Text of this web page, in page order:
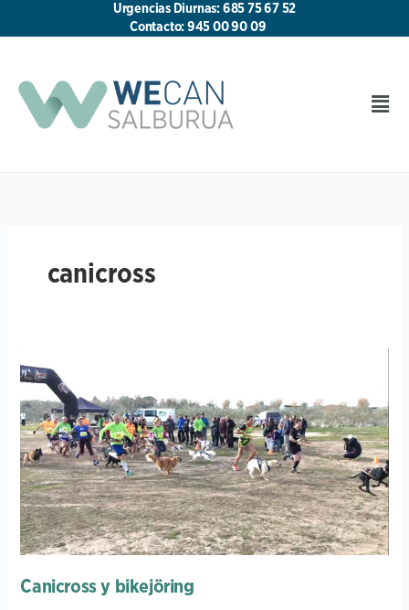
Urgencias Diurnas: 685 75 67 52
Contacto: 945 00 90 09
canicross
Canicross y bikejöring
y
bikejöring